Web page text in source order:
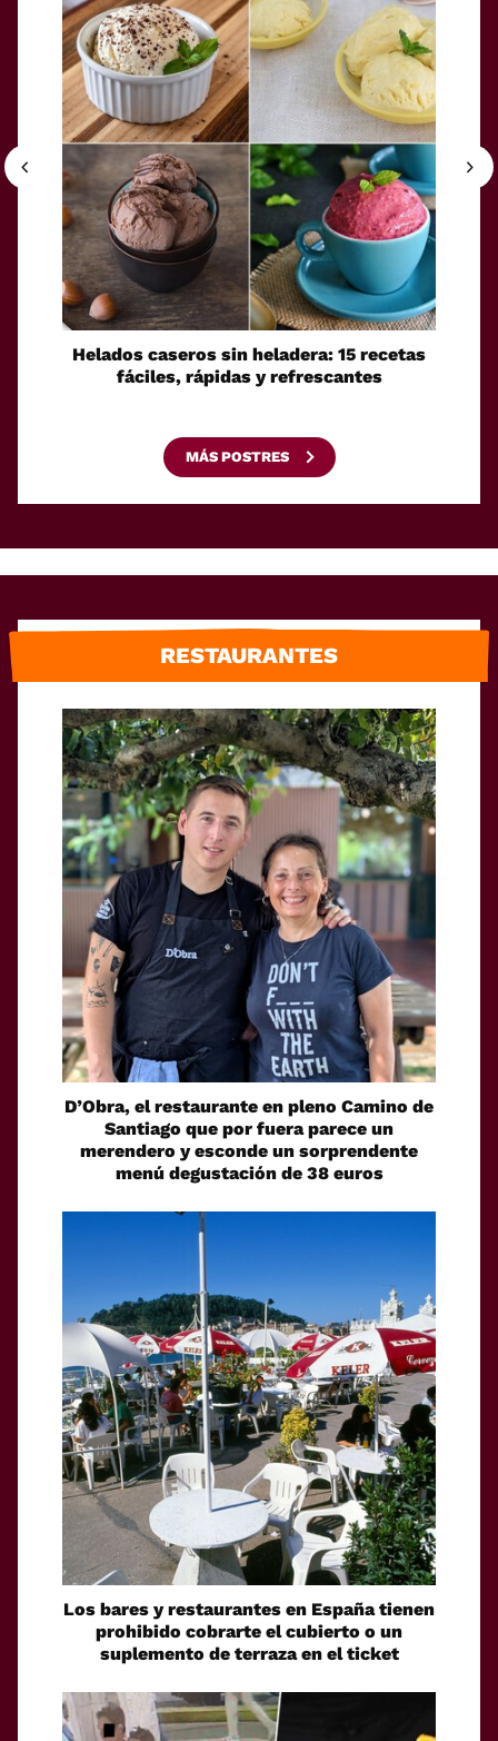
Helados caseros sin heladera: 15 recetas
fáciles, rápidas y refrescantes
MÁS POSTRES
RESTAURANTES
D’Obra, el restaurante en pleno Camino de
Santiago que por fuera parece un
merendero y esconde un sorprendente
menú degustación de 38 euros
Los bares y restaurantes en España tienen
prohibido cobrarte el cubierto o un
suplemento de terraza en el ticket